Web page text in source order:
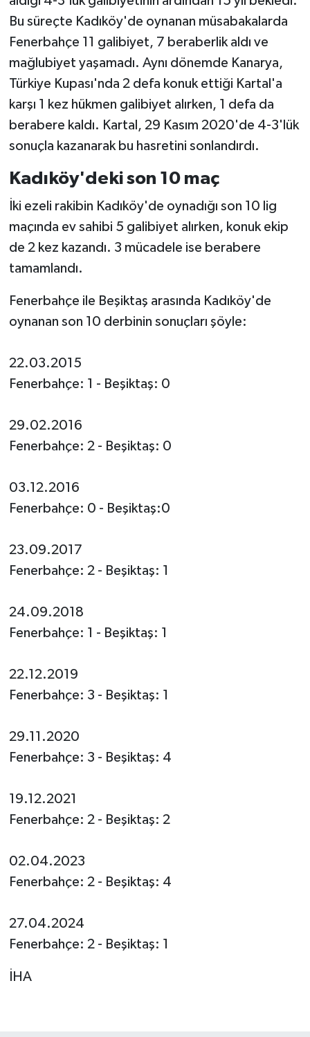
Bu süreçte Kadıköy'de oynanan müsabakalarda
Fenerbahçe 11 galibiyet, 7 beraberlik aldı ve
mağlubiyet yaşamadı. Aynı dönemde Kanarya,
Türkiye Kupası'nda 2 defa konuk ettiği Kartal'a
karşı 1 kez hükmen galibiyet alırken, 1 defa da
berabere kaldı. Kartal, 29 Kasım 2020'de 4-3'lük
sonuçla kazanarak bu hasretini sonlandırdı.
Kadıköy'deki son 10 maç
İki ezeli rakibin Kadıköy'de oynadığı son 10 lig
maçında ev sahibi 5 galibiyet alırken, konuk ekip
de 2 kez kazandı. 3 mücadele ise berabere
tamamlandı.
Fenerbahçe ile Beşiktaş arasında Kadıköy'de
oynanan son 10 derbinin sonuçları şöyle:
22.03.2015
Fenerbahçe: 1 - Beşiktaş: 0
29.02.2016
Fenerbahçe: 2 - Beşiktaş: 0
03.12.2016
Fenerbahçe: 0 - Beşiktaş:0
23.09.2017
Fenerbahçe: 2 - Beşiktaş: 1
24.09.2018
Fenerbahçe: 1 - Beşiktaş: 1
22.12.2019
Fenerbahçe: 3 - Beşiktaş: 1
29.11.2020
Fenerbahçe: 3 - Beşiktaş: 4
19.12.2021
Fenerbahçe: 2 - Beşiktaş: 2
02.04.2023
Fenerbahçe: 2 - Beşiktaş: 4
27.04.2024
Fenerbahçe: 2 - Beşiktaş: 1
İHA